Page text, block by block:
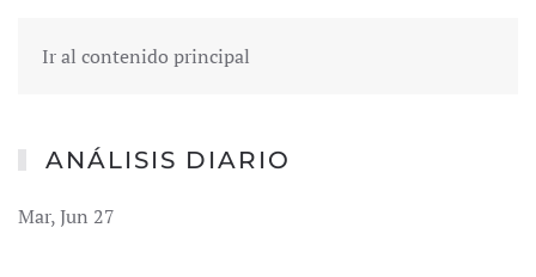
Ir al contenido principal
ANÁLISIS DIARIO
Mar, Jun 27